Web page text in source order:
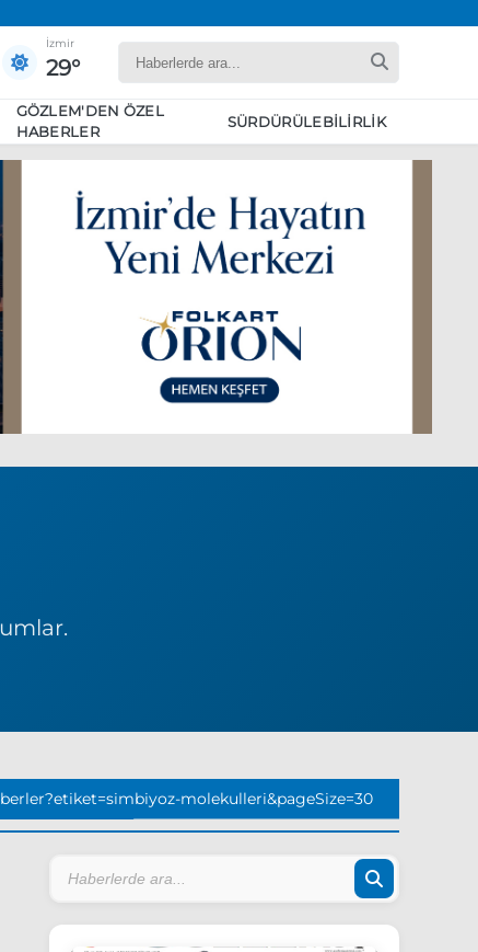
İzmir
29°
GÖZLEM'DEN ÖZEL
HABERLER
SÜRDÜRÜLEBILIRLIK
edecek
molekulleri&pageSize=30